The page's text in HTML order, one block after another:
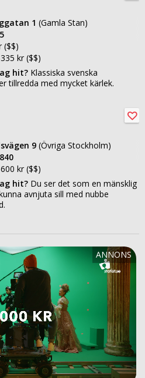
1 (Gamla Stan)
($$)
kr ($$)
hit? Klassiska svenska
tillredda med mycket kärlek.
9 (Övriga Stockholm)
kr ($$)
hit? Du ser det som en mänsklig
avnjuta sill med nubbe